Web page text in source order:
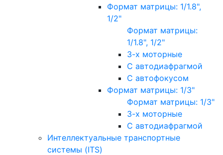
Формат матрицы: 1/1.8",
1/2"
Формат матрицы:
1/1.8", 1/2"
3-х моторные
С автодиафрагмой
С автофокусом
Формат матрицы: 1/3"
Формат матрицы: 1/3"
3-х моторные
С автодиафрагмой
Интеллектуальные транспортные
системы (ITS)